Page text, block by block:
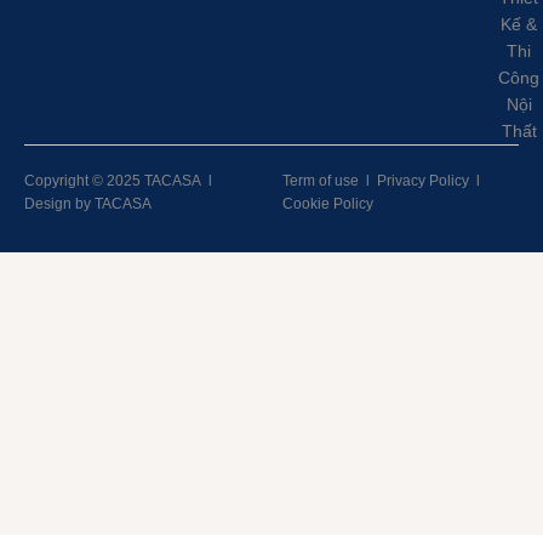
Kế &
Thi
Công
Nội
Thất
Copyright © 2025 TACASA
Design by TACASA
Term of use Privacy Policy
Cookie Policy